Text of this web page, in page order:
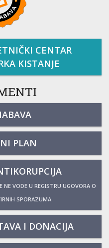
CENTAR
KISTANJE
PLAN
NE VODE U REGISTRU UGOVORA O
SPORAZUMA
I DONACIJA